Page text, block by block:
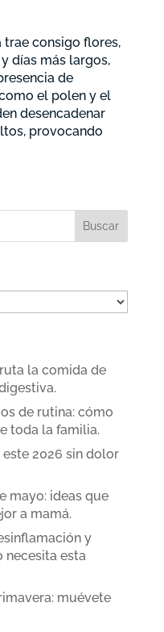
trae consigo flores,
días más largos,
de
el polen y el
desencadenar
provocando
la comida de
de rutina: cómo
toda la familia.
2026 sin dolor
mayo: ideas que
a mamá.
y
necesita esta
muévete